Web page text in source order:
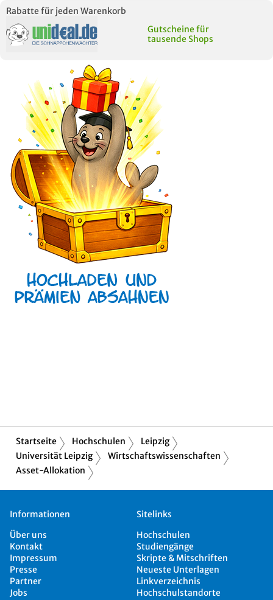
Rabatte für jeden Warenkorb
Gutscheine für
tausende Shops
Startseite Hochschulen
Leipzig
Universität Leipzig
Wirtschaftswissenschaften
Asset-Allokation
Informationen
Über uns
Kontakt
Impressum
Presse
Partner
Jobs
Sitelinks
Hochschulen
Studiengänge
Skripte & Mitschriften
Neueste Unterlagen
Linkverzeichnis
Hochschulstandorte